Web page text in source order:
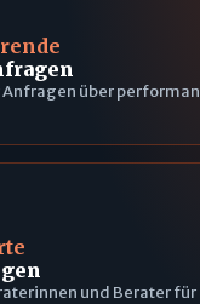
Anfragen über
und Berater für